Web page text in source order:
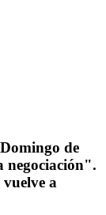
de
negociación".
a